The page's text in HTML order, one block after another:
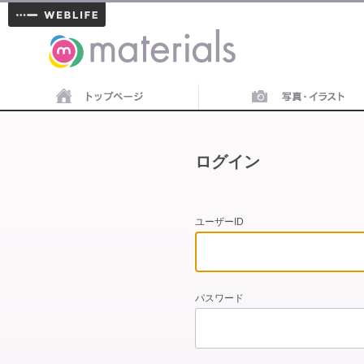
materials
ログイン
ユーザーID
パスワード